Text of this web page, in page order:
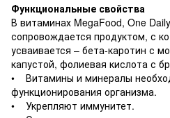
Функциональные свойства
В витаминах MegaFood, One
сопровождается продуктом, с
усваивается – бета-каротин с
капустой, фолиевая кислота с
• Витамины и минералы
функционирования организма.
• Укрепляют иммунитет.